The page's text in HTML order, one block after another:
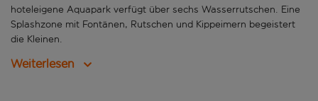
hoteleigene Aquapark verfügt über sechs Wasserrutschen. Eine
Splashzone mit Fontänen, Rutschen und Kippeimern begeistert
die Kleinen.
Weiterlesen